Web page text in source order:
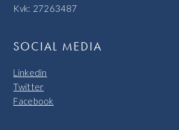
Kvk: 27263487
SOCIAL MEDIA
Linkedin
Twitter
Facebook